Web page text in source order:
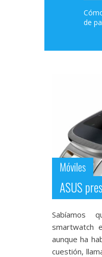
de
Móviles
ASUS
Sabíamos
smartwatch
aunque ha
cuestión,